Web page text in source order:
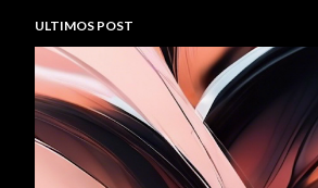
ULTIMOS POST